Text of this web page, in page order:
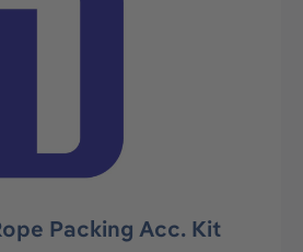
Packing Acc. Kit